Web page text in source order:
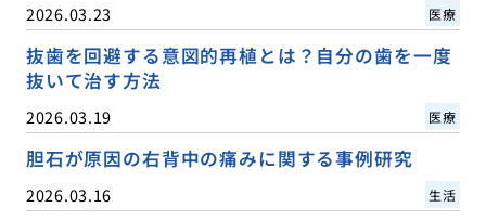
2026.03.23 医療
抜歯を回避する意図的再植とは？自分の歯を一度
抜いて治す方法
2026.03.19 医療
胆石が原因の右背中の痛みに関する事例研究
2026.03.16 生活